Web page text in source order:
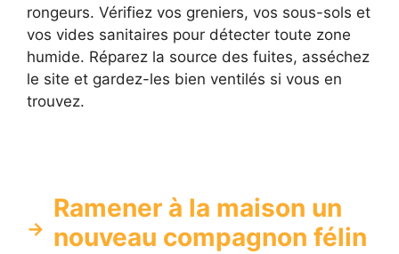
rongeurs. Vérifiez vos greniers, vos sous-sols et
vos vides sanitaires pour détecter toute zone
humide. Réparez la source des fuites, asséchez
le site et gardez-les bien ventilés si vous en
trouvez.
Ramener à la maison un
nouveau compagnon félin